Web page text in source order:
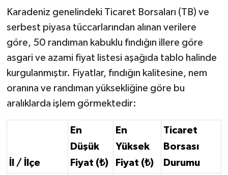
Karadeniz genelindeki Ticaret Borsaları (TB) ve
serbest piyasa tüccarlarından alınan verilere
göre, 50 randıman kabuklu fındığın illere göre
asgari ve azami fiyat listesi aşağıda tablo halinde
kurgulanmıştır. Fiyatlar, fındığın kalitesine, nem
oranına ve randıman yüksekliğine göre bu
aralıklarda işlem görmektedir:
İl / İlçe
En
Düşük
Fiyat (₺)
En
Yüksek
Fiyat (₺)
Ticaret
Borsası
Durumu